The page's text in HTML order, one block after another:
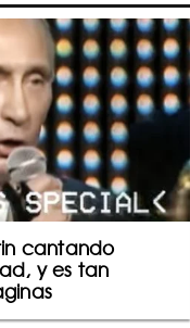
cantando
y es tan